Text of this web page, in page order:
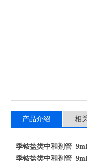
产品介绍 相
季铵盐类中和剂管
季铵盐类中和剂管